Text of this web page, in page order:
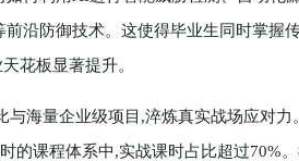
沿防御技术。这使得毕业生同时掌握
花板显著提升。
海量企业级项目,淬炼真实战场应对力
的课程体系中,实战课时占比超过70%